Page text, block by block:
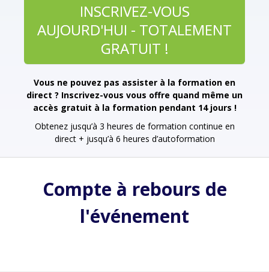
INSCRIVEZ-VOUS
AUJOURD'HUI - TOTALEMENT
GRATUIT !
Vous ne pouvez pas assister à la formation en
direct ? Inscrivez-vous vous offre quand même un
accès gratuit à la formation pendant 14 jours !
Obtenez jusqu’à 3 heures de formation continue en
direct + jusqu’à 6 heures d’autoformation
Compte à rebours de
l'événement